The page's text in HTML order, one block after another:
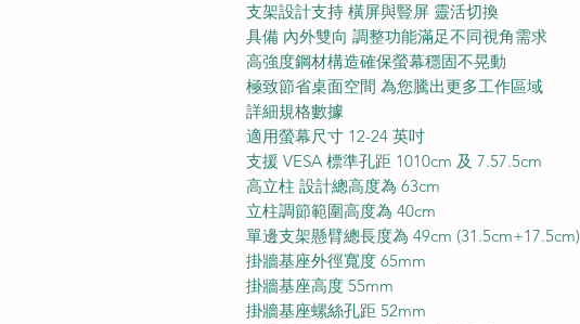
支架設計支持 橫屏與豎屏 靈活切換
具備 內外雙向 調整功能滿足不同視角需求
高強度鋼材構造確保螢幕穩固不晃動
極致節省桌面空間 為您騰出更多工作區域
詳細規格數據
適用螢幕尺寸 12-24 英吋
支援 VESA 標準孔距 1010cm 及 7.57.5cm
高立柱 設計總高度為 63cm
立柱調節範圍高度為 40cm
單邊支架懸臂總長度為 49cm (31.5cm+17.5cm)
掛牆基座外徑寬度 65mm
掛牆基座高度 55mm
掛牆基座螺絲孔距 52mm